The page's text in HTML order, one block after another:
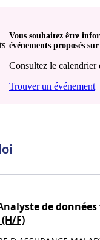
Vous souhaitez être
événements proposés
Consultez le calendrier
Trouver un événement
de
F)